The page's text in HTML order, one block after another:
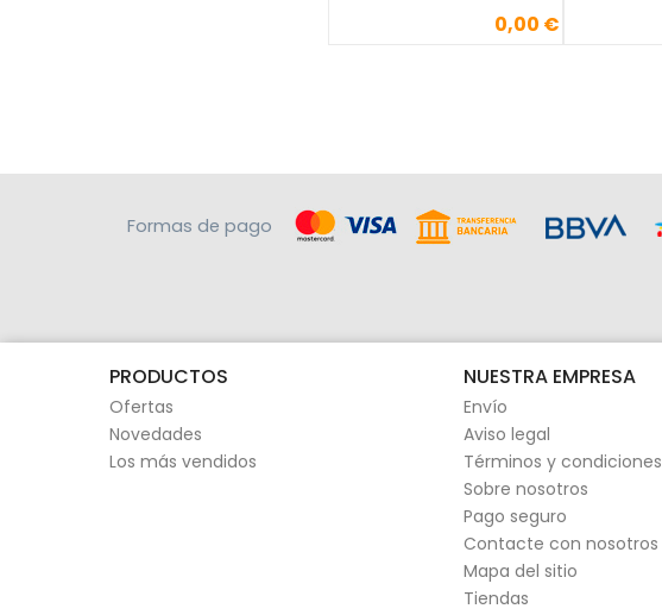
Precio0,00 €
Formas de pago
PRODUCTOS
Ofertas
Novedades
Los más vendidos
NUESTRA EMPRESA
Envío
Aviso legal
Términos y condiciones
Sobre nosotros
Pago seguro
Contacte con nosotros
Mapa del sitio
Tiendas